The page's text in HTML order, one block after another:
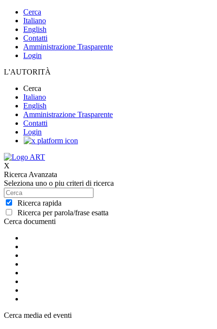
Cerca
Italiano
English
Contatti
Amministrazione Trasparente
Login
L'AUTORITÀ
Cerca
Italiano
English
Amministrazione Trasparente
Contatti
Login
X
Ricerca Avanzata
Seleziona uno o piu criteri di ricerca
Ricerca rapida
Ricerca per parola/frase esatta
Cerca documenti
Cerca media ed eventi